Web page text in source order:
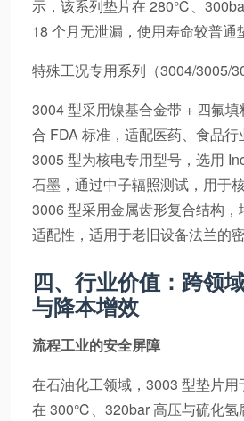
示，该系列垫片在 280℃、
18 个月无泄漏，使用寿命较普通
特殊工况专用系列（3004/3005/
3004 型采用镍基合金带 + 四氟
合 FDA 标准，适配医药、食品行
3005 型为核电专用型号，选用
石墨，通过中子辐照测试，用于
3006 型采用金属齿形复合结构
适配性，适用于老旧设备法兰的密
四、行业价值：跨领
与降本增效
流程工业的安全屏障
在石油化工领域，3003 型垫片用
在 300℃、320bar 高压与硫化氢